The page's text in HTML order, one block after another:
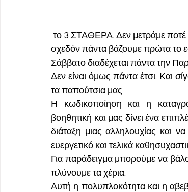
σχεδόν πάντα βάζουμε πρώτα το
Σάββατο διαδέχεται πάντα την
Δεν είναι όμως πάντα έτσι. Και
τα παπούτσια μας
Η κωδικοποίηση και η
βοηθητική και μας δίνει ένα
διάταξη μιας αλληλουχίας και
ευεργετικό και τελικά
Για παράδειγμα μπορούμε να
πλύνουμε τα χέρια.
Αυτή η πολυπλοκότητα και η